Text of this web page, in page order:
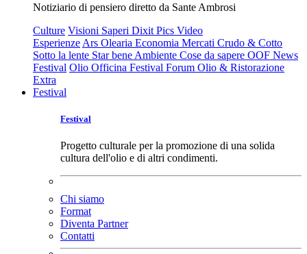
Notiziario di pensiero diretto da Sante Ambrosi
Culture Visioni Saperi Dixit Pics Video
Esperienze Ars Olearia Economia Mercati Crudo & Cotto
Sotto la lente Star bene Ambiente Cose da sapere OOF News
Festival Olio Officina Festival Forum Olio & Ristorazione
Extra
Festival
Festival
Progetto culturale per la promozione di una solida
cultura dell'olio e di altri condimenti.
Chi siamo
Format
Diventa Partner
Contatti